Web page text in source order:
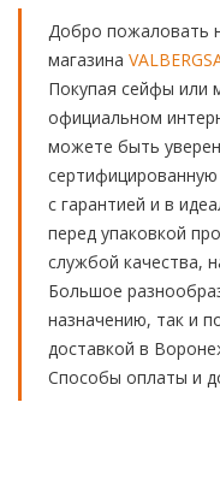
Добро пожаловать
магазина
Покупая сейфы или
официальном
можете быть
с гарантией и в
перед упаковкой
службой качества,
Большое
назначению, так и
доставкой в
Способы оплаты и